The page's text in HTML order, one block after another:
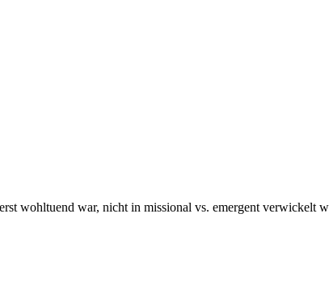
wohltuend war, nicht in missional vs. emergent verwickelt